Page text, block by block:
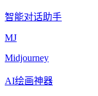
智能对话助手
MJ
Midjourney
AI绘画神器